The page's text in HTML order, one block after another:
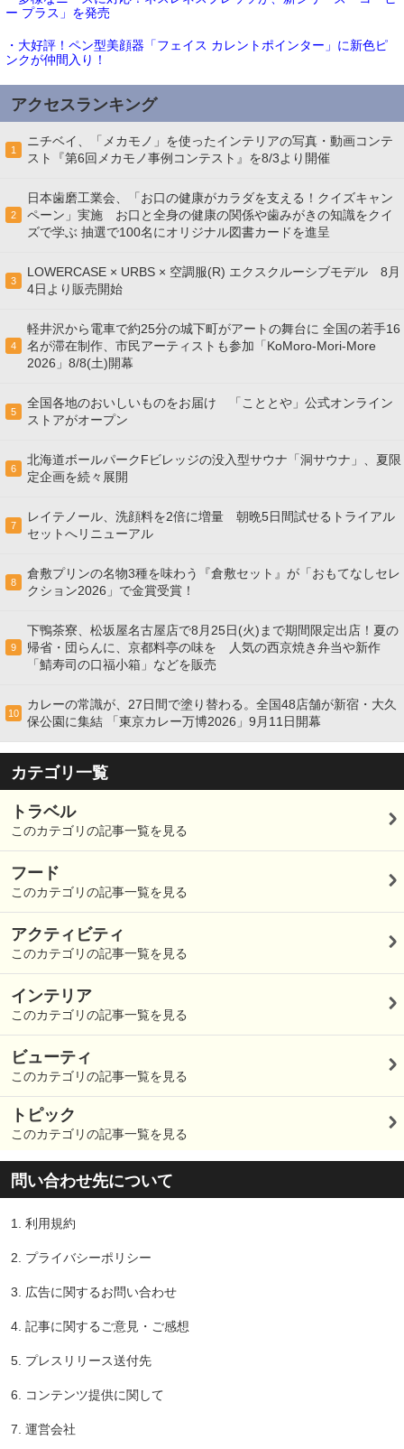
ー プラス」を発売
・大好評！ペン型美顔器「フェイス カレントポインター」に新色ピ
ンクが仲間入り！
アクセスランキング
1
ニチベイ、「メカモノ」を使ったインテリアの写真・動画コンテ
スト『第6回メカモノ事例コンテスト』を8/3より開催
2
日本歯磨工業会、「お口の健康がカラダを支える！クイズキャン
ペーン」実施 お口と全身の健康の関係や歯みがきの知識をクイ
ズで学ぶ 抽選で100名にオリジナル図書カードを進呈
3
LOWERCASE × URBS × 空調服(R) エクスクルーシブモデル 8月
4日より販売開始
4
軽井沢から電車で約25分の城下町がアートの舞台に 全国の若手16
名が滞在制作、市民アーティストも参加「KoMoro-Mori-More
2026」8/8(土)開幕
5
全国各地のおいしいものをお届け 「こととや」公式オンライン
ストアがオープン
6
北海道ボールパークFビレッジの没入型サウナ「洞サウナ」、夏限
定企画を続々展開
7
レイテノール、洗顔料を2倍に増量 朝晩5日間試せるトライアル
セットへリニューアル
8
倉敷プリンの名物3種を味わう『倉敷セット』が「おもてなしセレ
クション2026」で金賞受賞！
9
下鴨茶寮、松坂屋名古屋店で8月25日(火)まで期間限定出店！夏の
帰省・団らんに、京都料亭の味を 人気の西京焼き弁当や新作
「鯖寿司の口福小箱」などを販売
10
カレーの常識が、27日間で塗り替わる。全国48店舗が新宿・大久
保公園に集結 「東京カレー万博2026」9月11日開幕
カテゴリ一覧
トラベル
このカテゴリの記事一覧を見る
フード
このカテゴリの記事一覧を見る
アクティビティ
このカテゴリの記事一覧を見る
インテリア
このカテゴリの記事一覧を見る
ビューティ
このカテゴリの記事一覧を見る
トピック
このカテゴリの記事一覧を見る
問い合わせ先について
1. 利用規約
2. プライバシーポリシー
3. 広告に関するお問い合わせ
4. 記事に関するご意見・ご感想
5. プレスリリース送付先
6. コンテンツ提供に関して
7. 運営会社